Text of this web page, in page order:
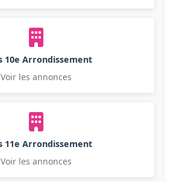
10e Arrondissement
Voir les annonces
11e Arrondissement
Voir les annonces